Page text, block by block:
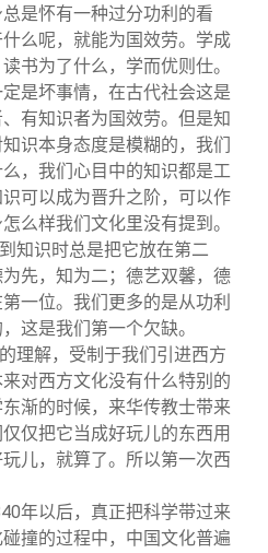
是怀有一种过分功利的看
么呢，就能为国效劳。学成
书为了什么，学而优则仕。
是坏事情，在古代社会这是
有知识者为国效劳。但是知
识本身态度是模糊的，我们
，我们心目中的知识都是工
可以成为晋升之阶，可以作
么样我们文化里没有提到。
知识时总是把它放在第二
先，知为二；德艺双馨，德
一位。我们更多的是从功利
这是我们第一个欠缺。
理解，受制于我们引进西方
对西方文化没有什么特别的
渐的时候，来华传教士带来
仅把它当成好玩儿的东西用
儿，就算了。所以第一次西
年以后，真正把科学带过来
撞的过程中，中国文化普遍